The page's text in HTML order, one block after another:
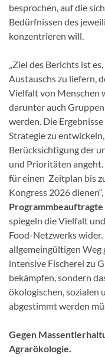
besprochen, auf die
Bedürfnissen des
konzentrieren will.
„Ziel des Berichts ist
Austauschs zu liefern,
Vielfalt von Menschen
darunter auch
werden. Die
Strategie zu
Berücksichtigung der
und Prioritäten
für einen Zeitplan bis
Kongress 2026
Programmbeauftragte
spiegeln die Vielfalt
Food-Netzwerks wider.
allgemeingültigen
intensive Fischerei zu
bekämpfen, sondern
ökologischen,
abgestimmt werden
Gegen
Agrarökologie.